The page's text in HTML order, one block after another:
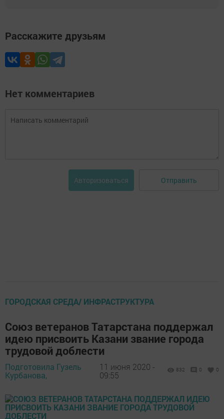
Расскажите друзьям
Нет комментариев
Авторизоваться Отправить
ГОРОДСКАЯ СРЕДА/ ИНФРАСТРУКТУРА
Союз ветеранов Татарстана поддержал
идею присвоить Казани звание города
трудовой доблести
Подготовила Гузель
Курбанова,
11 июня 2020 -
09:55
832 0 0